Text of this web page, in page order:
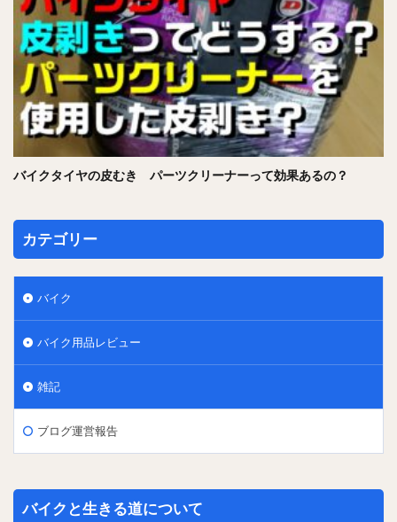
バイクタイヤの皮むき パーツクリーナーって効果あるの？
カテゴリー
バイク
バイク用品レビュー
雑記
ブログ運営報告
バイクと生きる道について